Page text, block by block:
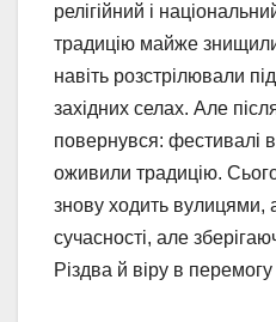
релігійний і
традицію майже
навіть розстрілювали
західних селах. Але
повернувся: фестивалі
оживили традицію.
знову ходить вулицями,
сучасності, але
Різдва й віру в